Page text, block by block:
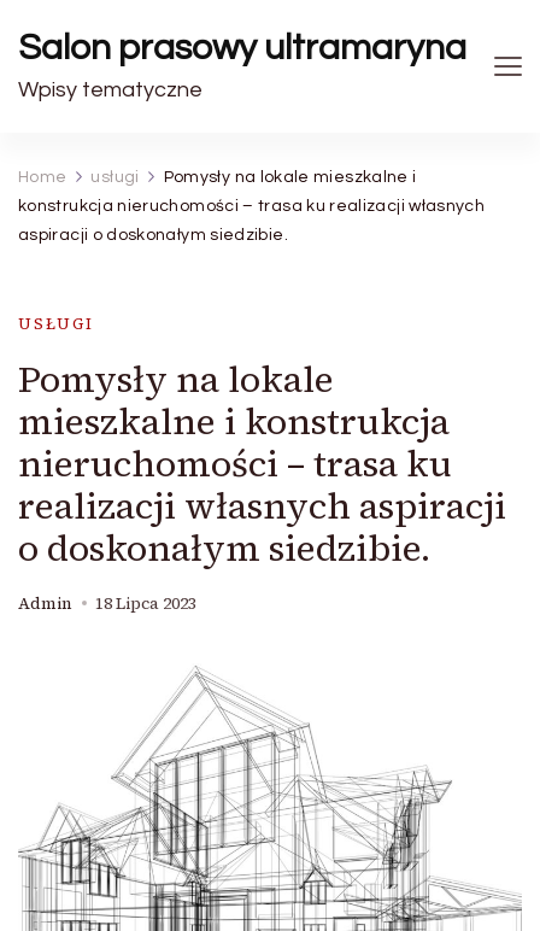
Salon prasowy ultramaryna
Wpisy tematyczne
Home usługi
Pomysły na lokale mieszkalne i
konstrukcja nieruchomości – trasa ku realizacji własnych
aspiracji o doskonałym siedzibie.
USŁUGI
Pomysły na lokale
mieszkalne i konstrukcja
nieruchomości – trasa ku
realizacji własnych aspiracji
o doskonałym siedzibie.
Admin 18 Lipca 2023